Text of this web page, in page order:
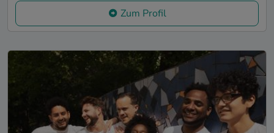
Zum Profil